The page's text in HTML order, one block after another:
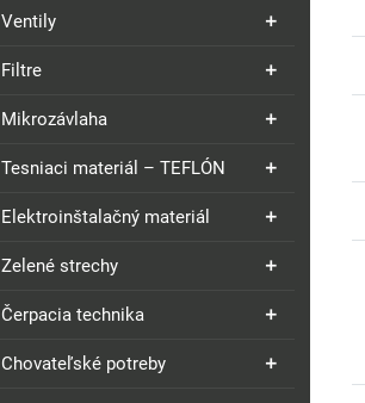
Ventily
Filtre
Mikrozávlaha
Tesniaci materiál – TEFLÓN
Elektroinštalačný materiál
Zelené strechy
Čerpacia technika
Chovateľské potreby